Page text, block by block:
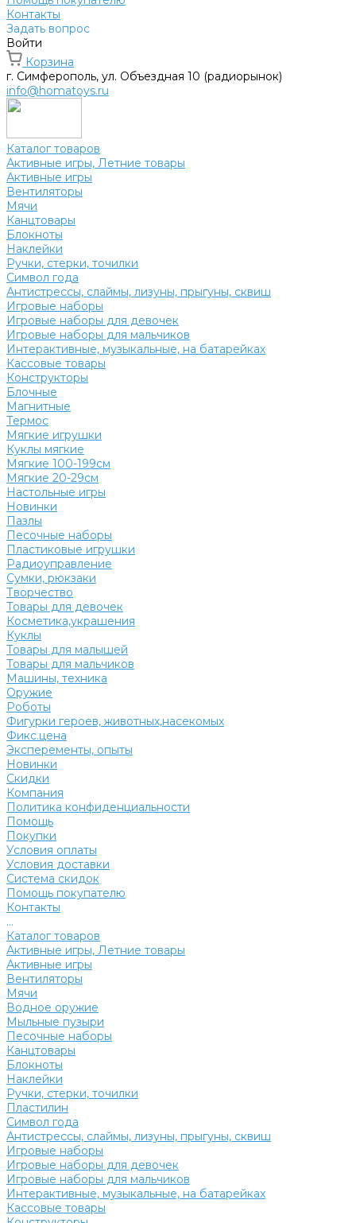
Контакты
Задать вопрос
Войти
Корзина
г. Симферополь, ул. Объездная 10 (радиорынок)
info@homatoys.ru
Каталог товаров
Активные игры, Летние товары
Активные игры
Вентиляторы
Мячи
Канцтовары
Блокноты
Наклейки
Ручки, стерки, точилки
Символ года
Антистрессы, слаймы, лизуны, прыгуны, сквиш
Игровые наборы
Игровые наборы для девочек
Игровые наборы для мальчиков
Интерактивные, музыкальные, на батарейках
Кассовые товары
Конструкторы
Блочные
Магнитные
Термос
Мягкие игрушки
Куклы мягкие
Мягкие 100-199см
Мягкие 20-29см
Настольные игры
Новинки
Пазлы
Песочные наборы
Пластиковые игрушки
Радиоуправление
Сумки, рюкзаки
Творчество
Товары для девочек
Косметика,украшения
Куклы
Товары для малышей
Товары для мальчиков
Машины, техника
Оружие
Роботы
Фигурки героев, животных,насекомых
Фикс.цена
Эксперементы, опыты
Новинки
Скидки
Компания
Политика конфиденциальности
Помощь
Покупки
Условия оплаты
Условия доставки
Система скидок
Помощь покупателю
Контакты
...
Каталог товаров
Активные игры, Летние товары
Активные игры
Вентиляторы
Мячи
Водное оружие
Мыльные пузыри
Песочные наборы
Канцтовары
Блокноты
Наклейки
Ручки, стерки, точилки
Пластилин
Символ года
Антистрессы, слаймы, лизуны, прыгуны, сквиш
Игровые наборы
Игровые наборы для девочек
Игровые наборы для мальчиков
Интерактивные, музыкальные, на батарейках
Кассовые товары